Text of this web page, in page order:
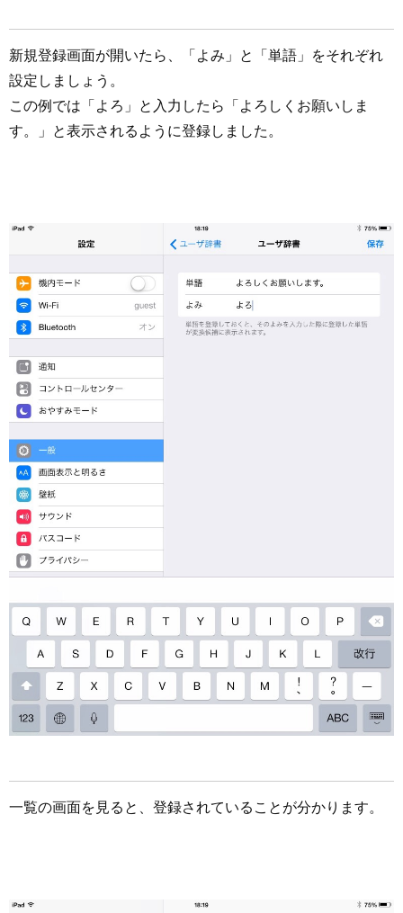
新規登録画面が開いたら、「よみ」と「単語」をそれぞれ
設定しましょう。
この例では「よろ」と入力したら「よろしくお願いしま
す。」と表示されるように登録しました。
一覧の画面を見ると、登録されていることが分かります。